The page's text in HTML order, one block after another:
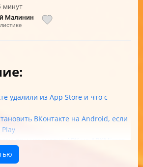
минут
Малинин
удалили из App Store и что с
ВКонтакте на Android, если
Play
при установке APK из APKMirror
магазин приложений от VK
ВКонтакте через RuStore